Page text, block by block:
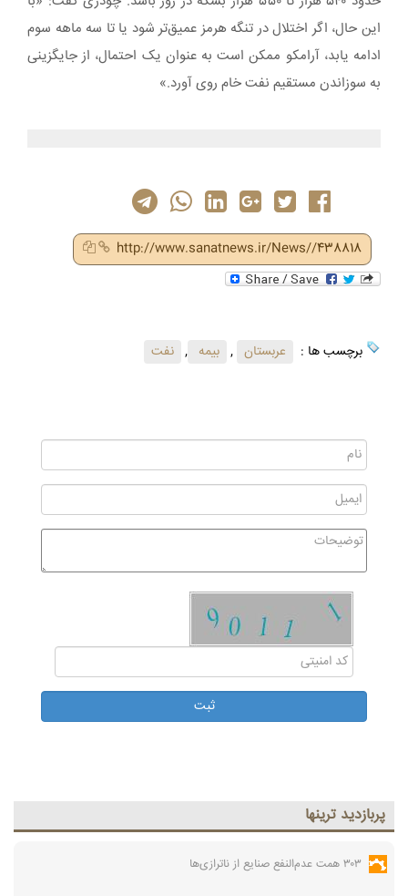
این حال، اگر اختلال در تنگه هرمز عمیق‌تر شود یا تا سه‌ ماهه سوم
ادامه یابد، آرامکو ممکن است به عنوان یک احتمال، از جایگزینی
به سوزاندن مستقیم نفت خام روی آورد.»
http://www.sanatnews.ir/News//438818
برچسب ها : عربستان , بیمه , نفت
پربازديد ترينها
۳۰۳ همت عدم‌النفع صنایع از ناترازی‌ها